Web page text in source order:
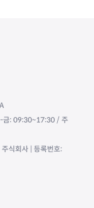
: 09:30~17:30 / 주
식회사 | 등록번호: